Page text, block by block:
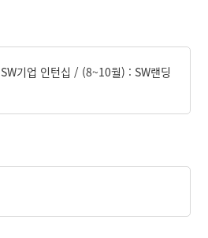
기업 인턴십 / (8~10월) : SW랜딩